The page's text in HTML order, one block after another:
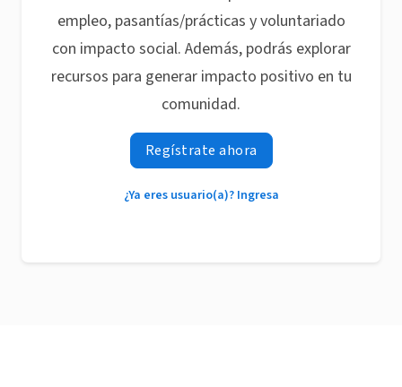
empleo, pasantías/prácticas y voluntariado
con impacto social. Además, podrás explorar
recursos para generar impacto positivo en tu
comunidad.
Regístrate ahora
¿Ya eres usuario(a)? Ingresa